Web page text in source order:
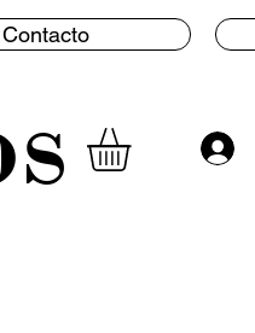
Contacto